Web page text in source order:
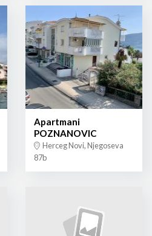
Apartmani
POZNANOVIC
Herceg Novi, Njegoseva
87b